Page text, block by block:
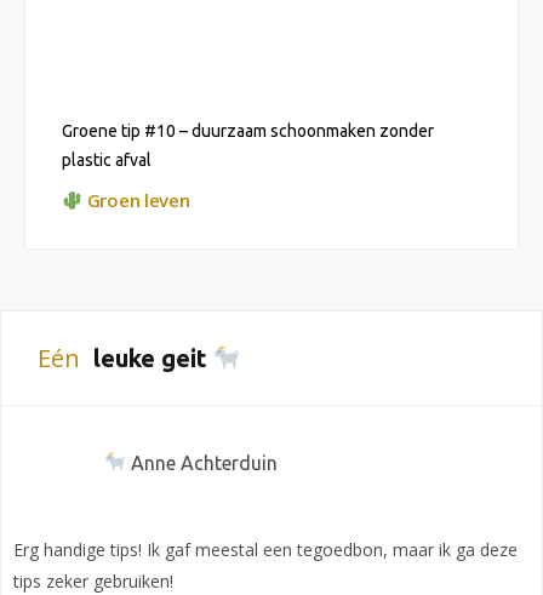
Groene tip #10 – duurzaam schoonmaken zonder
plastic afval
Groen leven
Eén leuke geit
Anne Achterduin
Erg handige tips! Ik gaf meestal een tegoedbon, maar ik ga deze
tips zeker gebruiken!